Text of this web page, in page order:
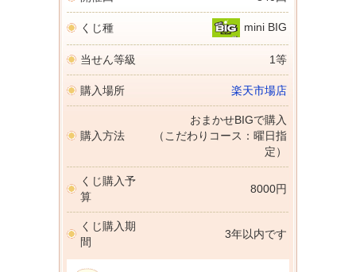
くじ種 mini BIG
当せん等級 1等
購入場所 楽天市場店
購入方法
おまかせBIGで購入
（こだわりコース：曜日指
定）
くじ購入予
算
8000円
くじ購入期
間
3年以内です